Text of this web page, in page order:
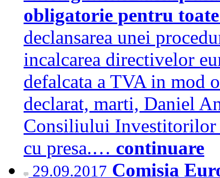
obligatorie pentru
declansarea unei
incalcarea directivelor
defalcata a TVA in mod
declarat, marti, Daniel
Consiliului
cu presa.… continuare
29.09.2017 Comisia